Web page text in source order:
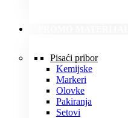
Pisaći pribor
Kemijske
Markeri
Olovke
Pakiranja
Setovi